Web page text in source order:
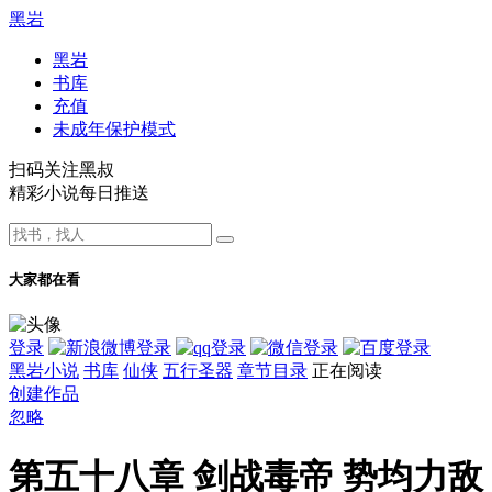
黑岩
黑岩
书库
充值
未成年保护模式
扫码关注黑叔
精彩小说每日推送
大家都在看
登录
黑岩小说 书库 仙侠 五行圣器 章节目录 正在阅读
创建作品
忽略
第五十八章 剑战毒帝 势均力敌